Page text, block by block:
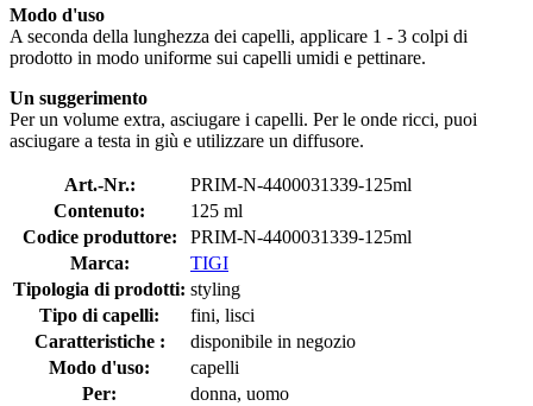
Modo d'uso
A seconda della lunghezza dei capelli, applicare 1 - 3 colpi di
prodotto in modo uniforme sui capelli umidi e pettinare.
Un suggerimento
Per un volume extra, asciugare i capelli. Per le onde ricci, puoi
asciugare a testa in giù e utilizzare un diffusore.
Art.-Nr.:
PRIM-N-4400031339-125ml
Contenuto:
125 ml
Codice produttore:
PRIM-N-4400031339-125ml
Marca:
TIGI
Tipologia di prodotti: styling
Tipo di capelli:
fini, lisci
Caratteristiche :
disponibile in negozio
Modo d'uso:
capelli
Per:
donna, uomo